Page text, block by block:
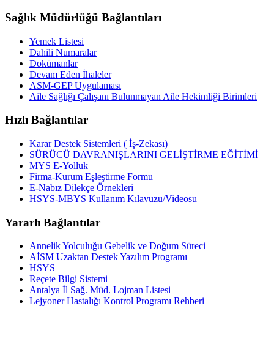
Sağlık Müdürlüğü Bağlantıları
Yemek Listesi
Dahili Numaralar
Dokümanlar
Devam Eden İhaleler
ASM-GEP Uygulaması
Aile Sağlığı Çalışanı Bulunmayan Aile Hekimliği Birimleri
Hızlı Bağlantılar
Karar Destek Sistemleri ( İş-Zekası)
SÜRÜCÜ DAVRANIŞLARINI GELİŞTİRME EĞİTİMİ
MYS E-Yolluk
Firma-Kurum Eşleştirme Formu
E-Nabız Dilekçe Örnekleri
HSYS-MBYS Kullanım Kılavuzu/Videosu
Yararlı Bağlantılar
Annelik Yolculuğu Gebelik ve Doğum Süreci
AİSM Uzaktan Destek Yazılım Programı
HSYS
Reçete Bilgi Sistemi
Antalya İl Sağ. Müd. Lojman Listesi
Lejyoner Hastalığı Kontrol Programı Rehberi